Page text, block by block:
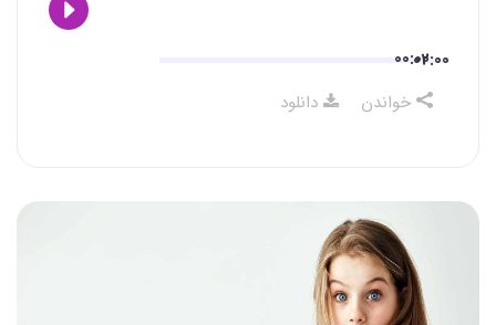
00:0002:00
خواندن
دانلود